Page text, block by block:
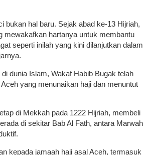
bukan hal baru. Sejak abad ke-13 Hijriah,
mewakafkan hartanya untuk membantu
seperti inilah yang kini dilanjutkan dalam
dunia Islam, Wakaf Habib Bugak telah
yang menunaikan haji dan menuntut
di Mekkah pada 1222 Hijriah, membeli
di sekitar Bab Al Fath, antara Marwah
kepada jamaah haji asal Aceh, termasuk